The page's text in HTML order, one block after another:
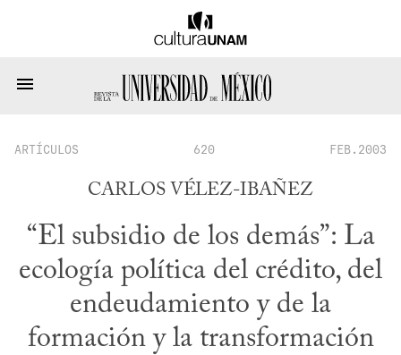
ARTÍCULOS 620 FEB.2003
CARLOS VÉLEZ-IBAÑEZ
“El subsidio de los demás”: La
ecología política del crédito, del
endeudamiento y de la
formación y la transformación